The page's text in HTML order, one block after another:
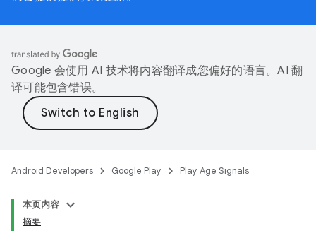
Google 会使用 AI 技术将内容翻译成您偏好的语言。AI 翻
译可能包含错误。
Android Developers Google Play Play Age Signals
本页内容
摘要